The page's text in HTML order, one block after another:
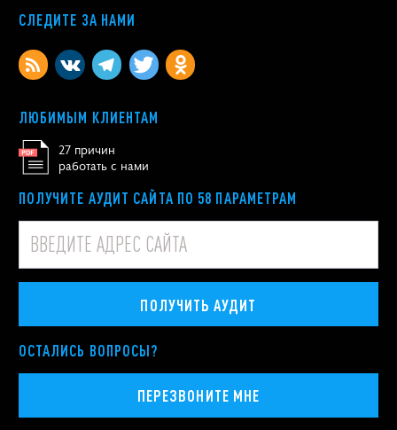
СЛЕДИТЕ ЗА НАМИ
ЛЮБИМЫМ КЛИЕНТАМ
27 причин
работать с нами
ПОЛУЧИТЕ АУДИТ САЙТА ПО 58 ПАРАМЕТРАМ
ПОЛУЧИТЬ АУДИТ
ОСТАЛИСЬ ВОПРОСЫ?
ПЕРЕЗВОНИТЕ МНЕ